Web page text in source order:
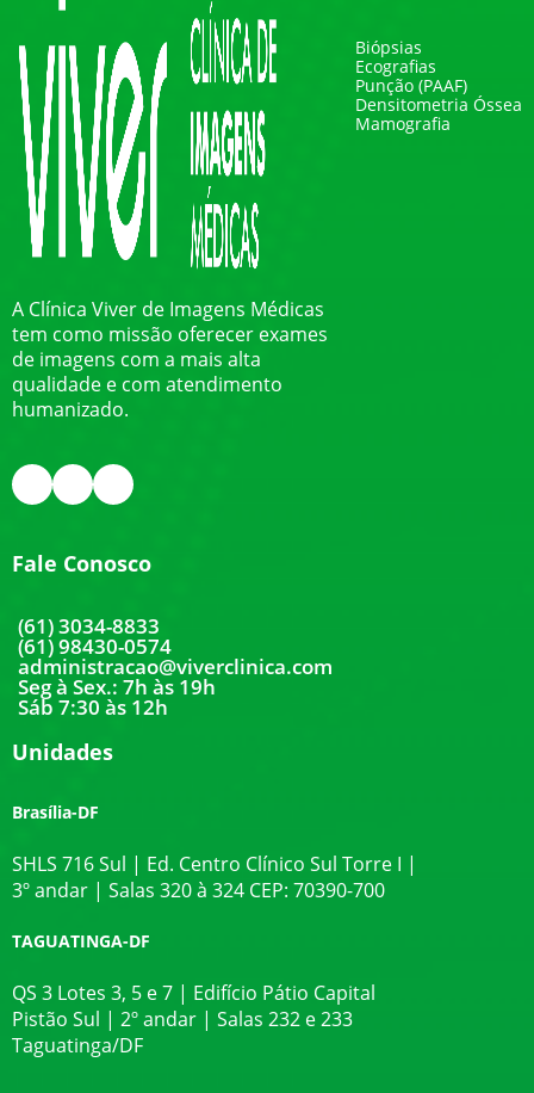
A Clínica Viver de Imagens Médicas
tem como missão oferecer exames
de imagens com a mais alta
qualidade e com atendimento
humanizado.
Biópsias
Ecografias
Punção (PAAF)
Densitometria Óssea
Mamografia
Fale Conosco
(61) 3034-8833
(61) 98430-0574
administracao@viverclinica.com
Seg à Sex.: 7h às 19h
Sáb 7:30 às 12h
Unidades
Brasília-DF
SHLS 716 Sul | Ed. Centro Clínico Sul Torre I |
3º andar | Salas 320 à 324 CEP: 70390-700
TAGUATINGA-DF
QS 3 Lotes 3, 5 e 7 | Edifício Pátio Capital
Pistão Sul | 2º andar | Salas 232 e 233
Taguatinga/DF